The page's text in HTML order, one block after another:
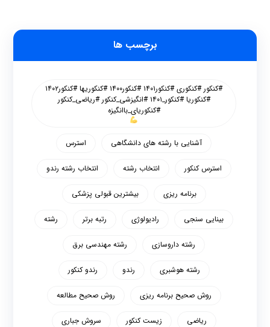
برچسب ها
#کنکور #کنکوری #کنکور۱۴۰۱ #کنکور۱۴۰۰ #کنکوریها #کنکور۱۴۰۲
#کنکوریا #کنکور_۱۴۰۱ #انگیزشی_کنکور #ریاضی_کنکور
#کنکوریای_باانگیزه
آشنایی با رشته های دانشگاهی استرس
استرس کنکور انتخاب رشته انتخاب رشته رندو
برنامه ریزی بیشترین قبولی پزشکی
بینایی سنجی رادیولوژی رتبه برتر رشته
رشته داروسازی رشته مهندسی برق
رشته هوشبری رندو رندو کنکور
روش صحیح برنامه ریزی روش صحیح مطالعه
ریاضی زیست کنکور سروش جباری